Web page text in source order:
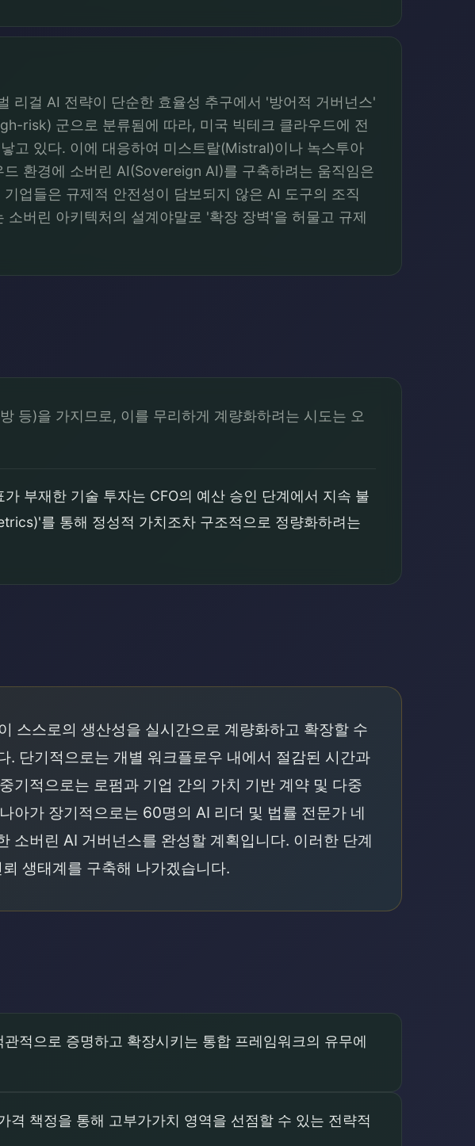
리걸 AI 전략이 단순한 효율성 추구에서 '방어적 거버넌스'
risk) 군으로 분류됨에 따라, 미국 빅테크 클라우드에 전
고 있다. 이에 대응하여 미스트랄(Mistral)이나 녹스투아
환경에 소버린 AI(Sovereign AI)를 구축하려는 움직임은
업들은 규제적 안전성이 담보되지 않은 AI 도구의 조직
버린 아키텍처의 설계야말로 '확장 장벽'을 허물고 규제
등)을 가지므로, 이를 무리하게 계량화하려는 시도는 오
부재한 기술 투자는 CFO의 예산 승인 단계에서 지속 불
를 통해 정성적 가치조차 구조적으로 정량화하려는
스스로의 생산성을 실시간으로 계량화하고 확장할 수
단기적으로는 개별 워크플로우 내에서 절감된 시간과
기적으로는 로펌과 기업 간의 가치 기반 계약 및 다중
아가 장기적으로는 60명의 AI 리더 및 법률 전문가 네
소버린 AI 거버넌스를 완성할 계획입니다. 이러한 단계
생태계를 구축해 나가겠습니다.
적으로 증명하고 확장시키는 통합 프레임워크의 유무에
책정을 통해 고부가가치 영역을 선점할 수 있는 전략적